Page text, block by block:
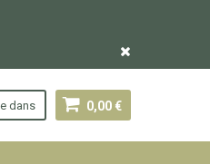
0,00 €
dans